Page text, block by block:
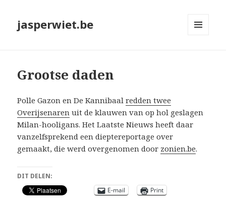
jasperwiet.be
Grootse daden
Polle Gazon en De Kannibaalredden twee
Overijsenaren uit de klauwen van op hol geslagen
Milan-hooligans. Het Laatste Nieuws heeft daar
vanzelfsprekend een dieptereportage over
gemaakt, die werd overgenomen door zonien.be.
DIT DELEN:
E-mail
Print